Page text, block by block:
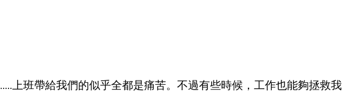
上班帶給我們的似乎全都是痛苦。不過有些時候，工作也能夠拯救我